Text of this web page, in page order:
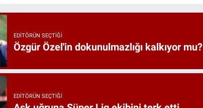
EDITÖRÜN SEÇTIĞI
Özgür Özel'in dokunulmazlığı kalkıyor mu?
EDITÖRÜN SEÇTIĞI